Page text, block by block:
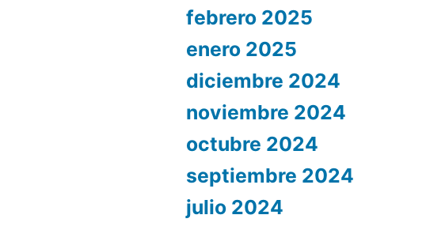
febrero 2025
enero 2025
diciembre 2024
noviembre 2024
octubre 2024
septiembre 2024
julio 2024